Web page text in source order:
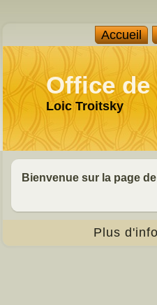
Accueil
Office de
Loic Troitsky
Bienvenue sur la page
Plus